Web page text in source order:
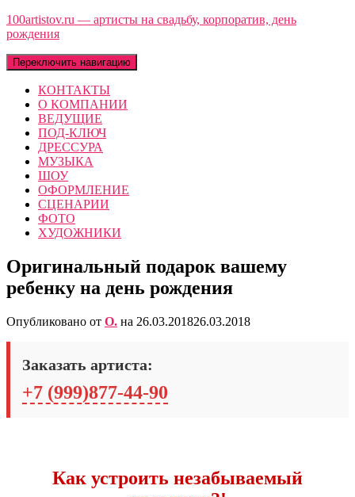
100artistov.ru — артисты на свадьбу, корпоратив, день
рождения
Переключить навигацию
КОНТАКТЫ
О КОМПАНИИ
ВЕДУЩИЕ
ПОД-КЛЮЧ
ДРЕССУРА
МУЗЫКА
ШОУ
ОФОРМЛЕНИЕ
СЦЕНАРИИ
ФОТО
ХУДОЖНИКИ
Оригинальный подарок вашему
ребенку на день рождения
Опубликовано от O. на 26.03.201826.03.2018
Заказать артиста:
+7 (999)877-44-90
Как устроить незабываемый